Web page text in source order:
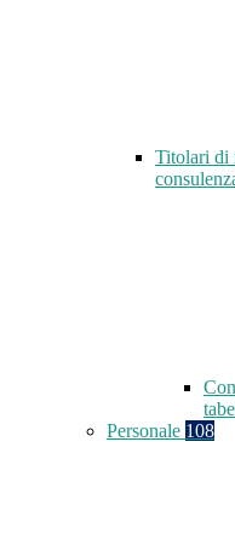
Titolari di
Personale 108